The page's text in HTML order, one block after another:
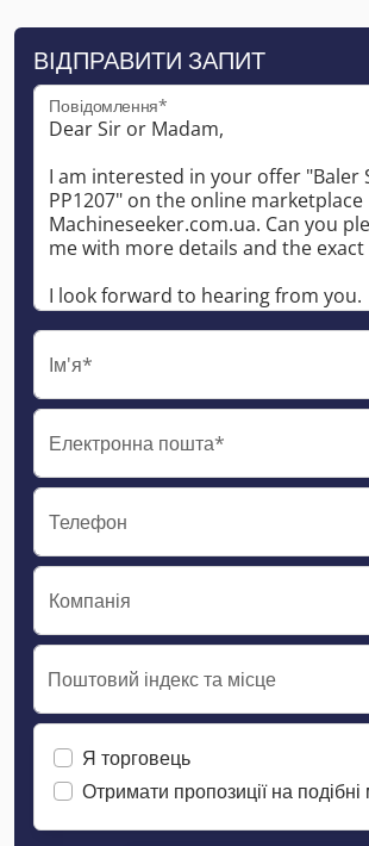
ВІДПРАВИТИ ЗАПИТ
Повідомлення*
Ім'я*
Електронна пошта*
Телефон
Компанія
Поштовий індекс та місце
Я торговець
Отримати пропозиції на